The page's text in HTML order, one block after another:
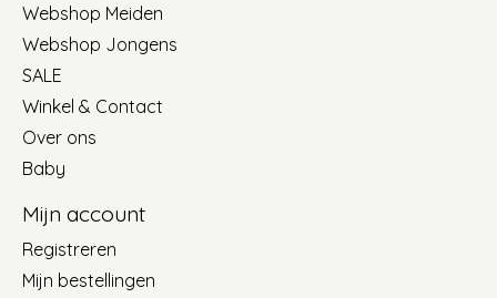
Webshop Meiden
Webshop Jongens
SALE
Winkel & Contact
Over ons
Baby
Mijn account
Registreren
Mijn bestellingen